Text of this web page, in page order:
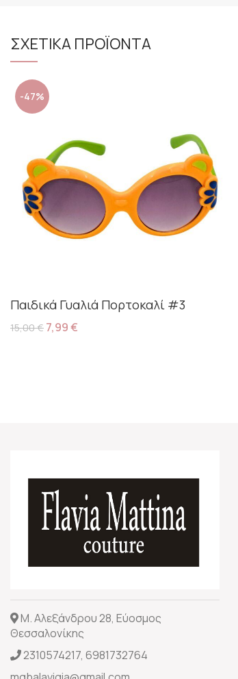
ΣΧΕΤΙΚΑ ΠΡΟΪΟΝΤΑ
-47%
Παιδικά Γυαλιά Πορτοκαλί #3
15,00€ 7,99€
Μ. Αλεξάνδρου 28, Εύοσμος
Θεσσαλονίκης
2310574217, 6981732764